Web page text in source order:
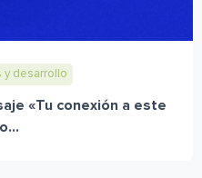
y desarrollo
«Tu conexión a este